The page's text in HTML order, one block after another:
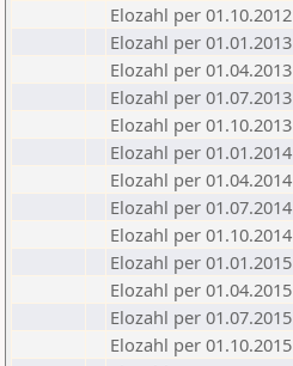
Elozahl per 01.10.2012
Elozahl per 01.01.2013
Elozahl per 01.04.2013
Elozahl per 01.07.2013
Elozahl per 01.10.2013
Elozahl per 01.01.2014
Elozahl per 01.04.2014
Elozahl per 01.07.2014
Elozahl per 01.10.2014
Elozahl per 01.01.2015
Elozahl per 01.04.2015
Elozahl per 01.07.2015
Elozahl per 01.10.2015